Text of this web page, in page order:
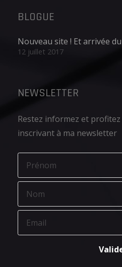
BLOGUE
Nouveau site ! Et arrivée
12 juillet 2017
NEWSLETTER
Restez informez et profitez
inscrivant à ma newsletter